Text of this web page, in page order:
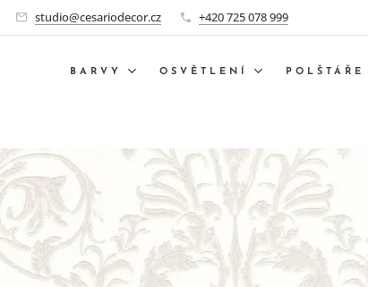
studio@cesariodecor.cz +420 725 078 999
BARVY OSVĚTLENÍ POLŠTÁŘE